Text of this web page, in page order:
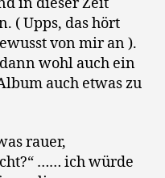
( Upps, das hört
von mir an ).
wohl auch ein
auch etwas zu
rauer,
…… ich würde